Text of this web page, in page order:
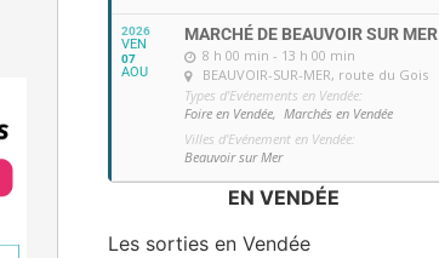
2026
VEN
07
AOU
MARCHÉ DE BEAUVOIR SUR MER
8 h 00 min - 13 h 00 min
BEAUVOIR-SUR-MER, route du Gois
Types d'Evénements en Vendée:
Foire en Vendée, Marchés en Vendée
Villes d'Evénement en Vendée:
Beauvoir sur Mer
EN VENDÉE
Les sorties en Vendée